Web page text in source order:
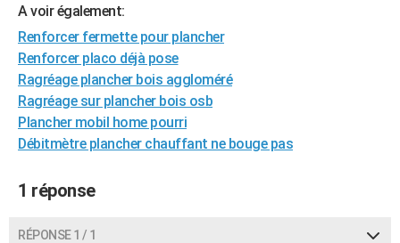
Carte de Noël
Carte Bonne année
Carte Saint-Valentin
Carte Pâques
Carte d'anniversaire
Dictionnaire
Biographies
Citations
Expressions
Proverbes
PROGRAMME TV
COPAINS D'AVANT
S'inscrire
Se connecter
Lycées
Collèges
Primaires
Universités
Entreprises
Service militaire
Avis de recherche
Bricolage
Lifestyle
Culture
Television
Voyage
A voir également:
Renforcer fermette pour plancher
Renforcer placo déjà pose
Ragréage plancher bois aggloméré
Ragréage sur plancher bois osb
Plancher mobil home pourri
Débitmètre plancher chauffant ne bouge pas
1 réponse
RÉPONSE 1 / 1